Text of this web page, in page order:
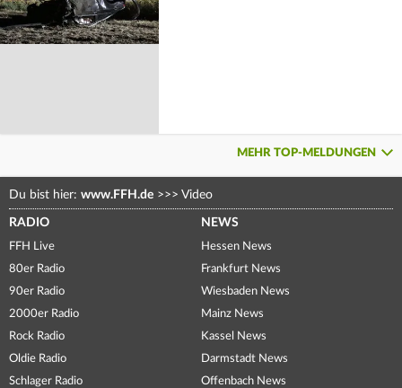
MEHR TOP-MELDUNGEN
Du bist hier: www.FFH.de >>> Video
RADIO
FFH Live
80er Radio
90er Radio
2000er Radio
Rock Radio
Oldie Radio
Schlager Radio
NEWS
Hessen News
Frankfurt News
Wiesbaden News
Mainz News
Kassel News
Darmstadt News
Offenbach News